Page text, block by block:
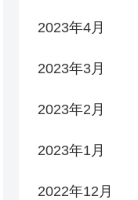
2023年4月
2023年3月
2023年2月
2023年1月
2022年12月